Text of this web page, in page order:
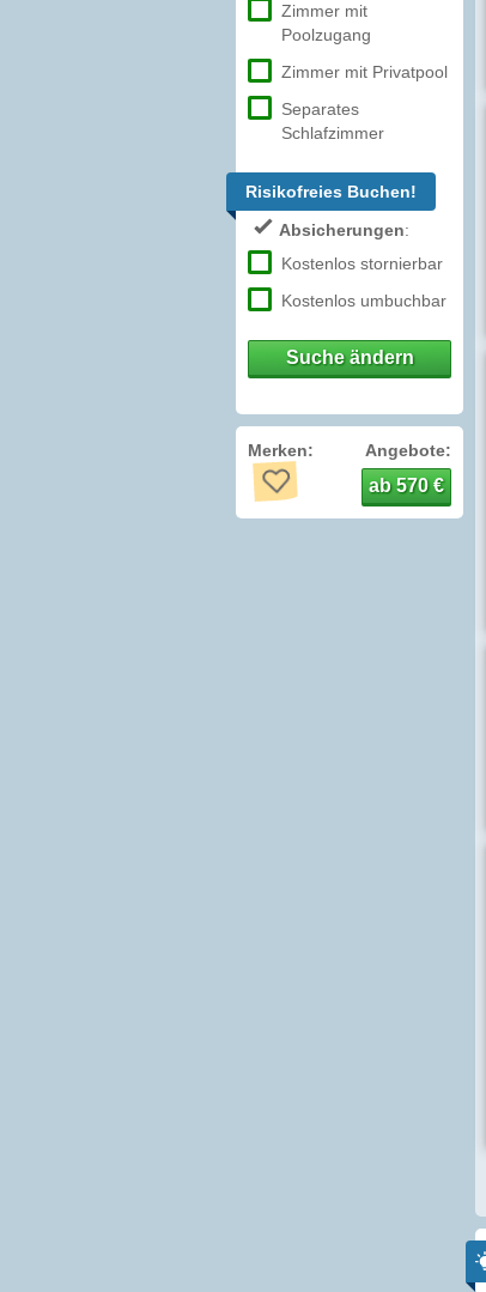
Zimmer mit
Poolzugang
Zimmer mit Privatpool
Separates
Schlafzimmer
Risikofreies Buchen!
Absicherungen:
Kostenlos stornierbar
Kostenlos umbuchbar
Suche ändern
Merken: Angebote:
ab 570 €